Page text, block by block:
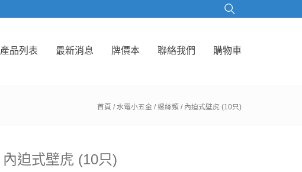
產品列表 最新消息 牌價本 聯絡我們 購物車
首頁 /水電小五金 /螺絲類 / 內迫式壁虎 (10只)
內迫式壁虎 (10只)